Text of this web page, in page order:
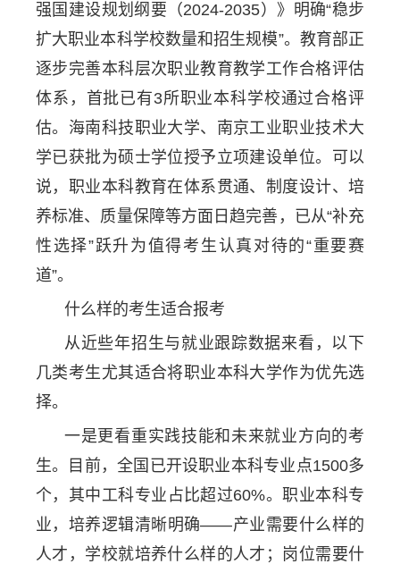
强国建设规划纲要（2024-2035）》明确“稳步
扩大职业本科学校数量和招生规模”。教育部正
逐步完善本科层次职业教育教学工作合格评估
体系，首批已有3所职业本科学校通过合格评
估。海南科技职业大学、南京工业职业技术大
学已获批为硕士学位授予立项建设单位。可以
说，职业本科教育在体系贯通、制度设计、培
养标准、质量保障等方面日趋完善，已从“补充
性选择”跃升为值得考生认真对待的“重要赛
道”。
什么样的考生适合报考
从近些年招生与就业跟踪数据来看，以下
几类考生尤其适合将职业本科大学作为优先选
择。
一是更看重实践技能和未来就业方向的考
生。目前，全国已开设职业本科专业点1500多
个，其中工科专业占比超过60%。职业本科专
业，培养逻辑清晰明确——产业需要什么样的
人才，学校就培养什么样的人才；岗位需要什